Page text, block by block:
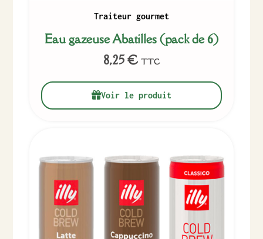
Traiteur gourmet
Eau gazeuse Abatilles (pack de 6)
8,25€ TTC
Voir le produit